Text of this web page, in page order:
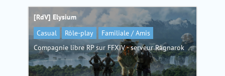
[RdV] Elysium
Casual
Rôle-play
Familiale / Amis
Compagnie libre RP sur FFXIV - serveur Ragnarok